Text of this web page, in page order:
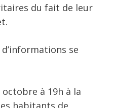
du fait de leur
se
à 19h à la
habitants de